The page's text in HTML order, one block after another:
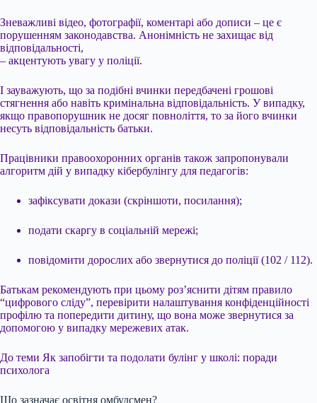
Зневажливі відео, фотографії, коментарі або дописи – це є
порушенням законодавства. Анонімність не захищає від
відповідальності,
– акцентують увагу у поліції.
І зауважують, що за подібні вчинки передбачені грошові
стягнення або навіть кримінальна відповідальність. У випадку,
якщо правопорушник не досяг повноліття, то за його вчинки
несуть відповідальність батьки.
Працівники правоохоронних органів також запропонували
алгоритм дій у випадку кібербулінгу для педагогів:
зафіксувати докази (скріншоти, посилання);
подати скаргу в соціальній мережі;
повідомити дорослих або звернутися до поліції (102 / 112).
Батькам рекомендують при цьому роз’яснити дітям правило
“цифрового сліду”, перевірити налаштування конфіденційності
профілю та попередити дитину, що вона може звернутися за
допомогою у випадку мережевих атак.
До теми Як запобігти та подолати булінг у школі: поради
психолога
Що зазначає освітня омбудсмен?